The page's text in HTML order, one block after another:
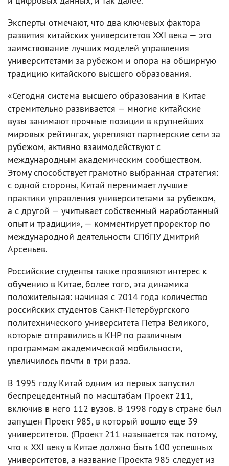
Эксперты отмечают, что два ключевых фактора
развития китайских университетов XXI века — это
заимствование лучших моделей управления
университетами за рубежом и опора на обширную
традицию китайского высшего образования.
«Сегодня система высшего образования в Китае
стремительно развивается — многие китайские
вузы занимают прочные позиции в крупнейших
мировых рейтингах, укрепляют партнерские сети за
рубежом, активно взаимодействуют с
международным академическим сообществом.
Этому способствует грамотно выбранная стратегия:
с одной стороны, Китай перенимает лучшие
практики управления университетами за рубежом,
а с другой — учитывает собственный наработанный
опыт и традиции», — комментирует проректор по
международной деятельности СПбПУ Дмитрий
Арсеньев.
Российские студенты также проявляют интерес к
обучению в Китае, более того, эта динамика
положительная: начиная с 2014 года количество
российских студентов Санкт-Петербургского
политехнического университета Петра Великого,
которые отправились в КНР по различным
программам академической мобильности,
увеличилось почти в три раза.
В 1995 году Китай одним из первых запустил
беспрецедентный по масштабам Проект 211,
включив в него 112 вузов. В 1998 году в стране был
запущен Проект 985, в который вошло еще 39
университетов. (Проект 211 называется так потому,
что к XXI веку в Китае должно быть 100 успешных
университетов, а название Проекта 985 следует из